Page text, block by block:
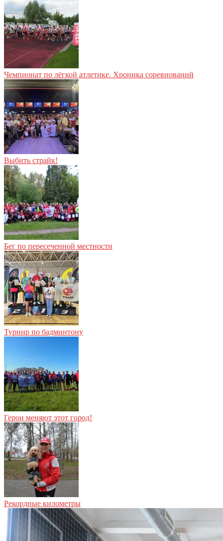
Чемпионат по лёгкой атлетике. Хроника соревнований
Выбить страйк!
Бег по пересеченной местности
Турнир по бадминтону
Герои меняют этот город!
Рекордные километры